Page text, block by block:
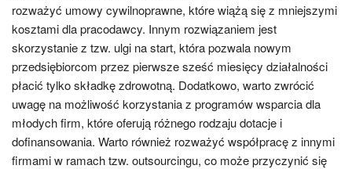
rozważyć umowy cywilnoprawne, które wiążą się z mniejszymi
kosztami dla pracodawcy. Innym rozwiązaniem jest
skorzystanie z tzw. ulgi na start, która pozwala nowym
przedsiębiorcom przez pierwsze sześć miesięcy działalności
płacić tylko składkę zdrowotną. Dodatkowo, warto zwrócić
uwagę na możliwość korzystania z programów wsparcia dla
młodych firm, które oferują różnego rodzaju dotacje i
dofinansowania. Warto również rozważyć współpracę z innymi
firmami w ramach tzw. outsourcingu, co może przyczynić się